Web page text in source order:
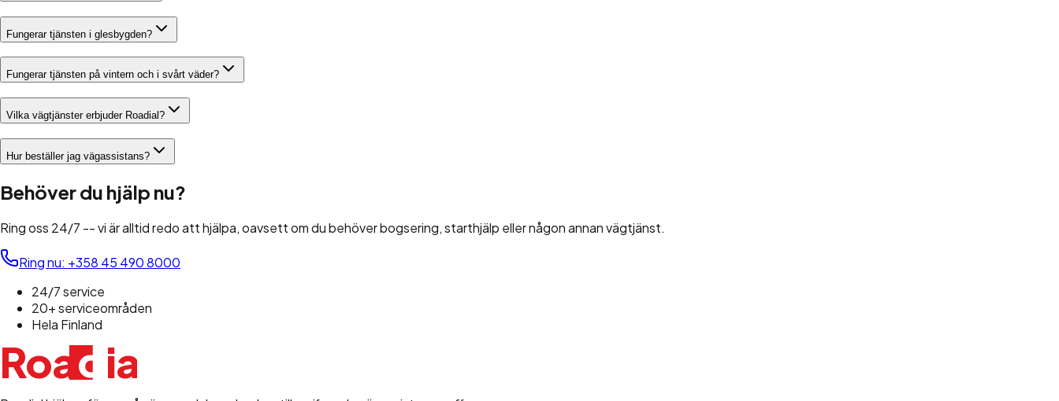
Fungerar tjänsten i glesbygden?
Fungerar tjänsten på vintern och i svårt väder?
Vilka vägtjänster erbjuder Roadial?
Hur beställer jag vägassistans?
Behöver du hjälp nu?
Ring oss 24/7 -- vi är alltid redo att hjälpa, oavsett om du behöver bogsering, starthjälp eller någon annan vägtjänst.
Ring nu: +358 45 490 8000
24/7 service
20+ serviceområden
Hela Finland
Road ia